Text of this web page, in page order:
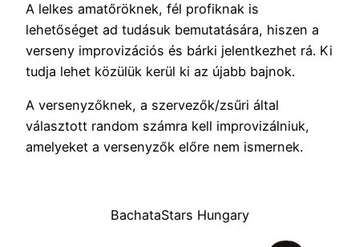
A lelkes amatőröknek, fél profiknak is
lehetőséget ad tudásuk bemutatására, hiszen a
verseny improvizációs és bárki jelentkezhet rá. Ki
tudja lehet közülük kerül ki az újabb bajnok.
A versenyzőknek, a szervezők/zsűri által
választott random számra kell improvizálniuk,
amelyeket a versenyzők előre nem ismernek.
BachataStars Hungary